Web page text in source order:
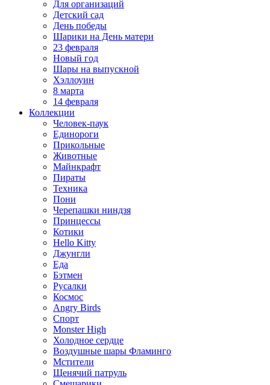
Для организаций
Детский сад
День победы
Шарики на День матери
23 февраля
Новый год
Шары на выпускной
Хэллоуин
8 марта
14 февраля
Коллекции
Человек-паук
Единороги
Прикольные
Животные
Майнкрафт
Пираты
Техника
Пони
Черепашки ниндзя
Принцессы
Котики
Hello Kitty
Джунгли
Еда
Бэтмен
Русалки
Космос
Angry Birds
Спорт
Monster High
Холодное сердце
Воздушные шары Фламинго
Мстители
Щенячий патруль